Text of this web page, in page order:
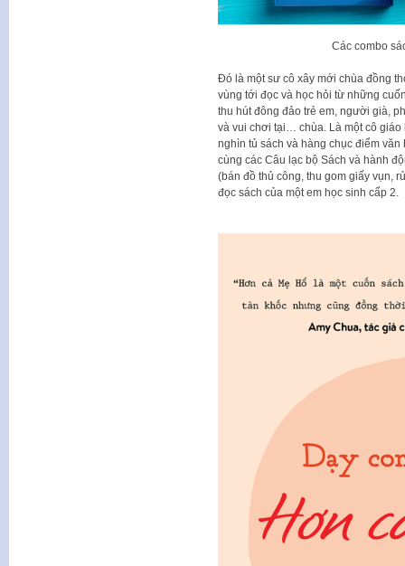
Các combo
Đó là một sư cô xây mới chùa đồng
vùng tới đọc và học hỏi từ những
thu hút đông đảo trẻ em, người già,
và vui chơi tại… chùa. Là một cô
nghìn tủ sách và hàng chục điểm
cùng các Câu lạc bộ Sách và hành
(bán đồ thủ công, thu gom giấy vụn,
đọc sách của một em học sinh cấp 2.